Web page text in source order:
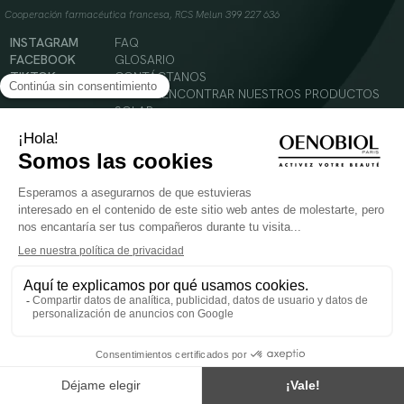
Cooperación farmacéutica francesa, RCS Melun 399 227 636
INSTAGRAM
FACEBOOK
TIKTOK
YOUTUBE
FAQ
GLOSARIO
CONTÁCTANOS
DÓNDE ENCONTRAR NUESTROS PRODUCTOS
SOLAR
Condiciones Generales de Uso
Menciones legales
PARA VUESTRA SALUD COMER AL MENOS 5 PIEZAS DE FRUTA Y LEGUMBRES AL DIA.
Los complementos alimenticios tienen que ser utilizados en el cuadro de un modo de vida
sano y no ser utilizados como sustitutos de un cuadro de vida sano y equilibrado. Solo